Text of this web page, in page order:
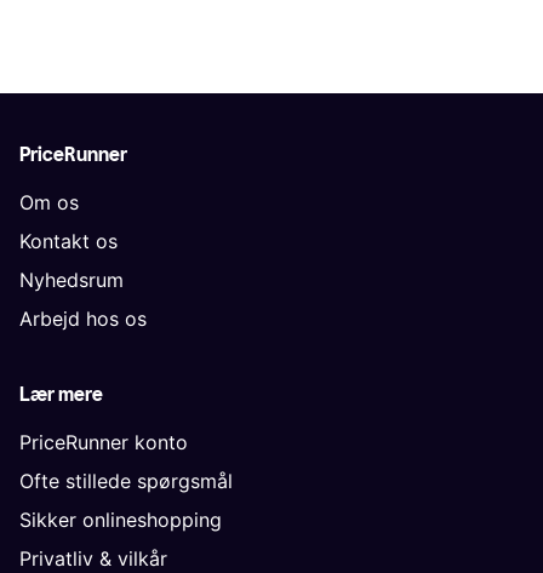
PriceRunner
Om os
Kontakt os
Nyhedsrum
Arbejd hos os
Lær mere
PriceRunner konto
Ofte stillede spørgsmål
Sikker onlineshopping
Privatliv & vilkår